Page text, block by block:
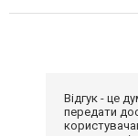
Відгук - це
передати